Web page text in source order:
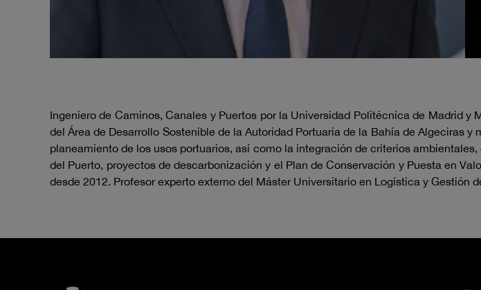
Ingeniero de Caminos, Canales y Puertos por la Universidad Politécnica de Madrid
del Área de Desarrollo Sostenible de la Autoridad Portuaria de la Bahía de Algeciras
planeamiento de los usos portuarios, así como la integración de criterios
del Puerto, proyectos de descarbonización y el Plan de Conservación y Puesta en
desde 2012. Profesor experto externo del Máster Universitario en Logística y Gestión